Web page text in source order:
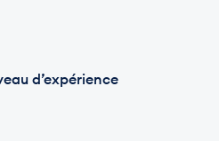
d’expérience